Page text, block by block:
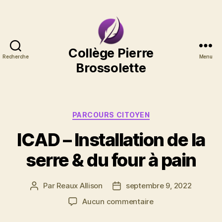
Recherche
Collège
Pierre
Brossolette
Collège Pierre
Brossolette
Menu
Catégories
PARCOURS CITOYEN
ICAD – Installation de la
serre & du four à pain
Auteur
Par Reaux Allison
Dateseptembre 9, 2022
Aucun commentairesur